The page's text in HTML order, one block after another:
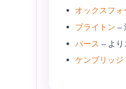
オックスフォ
ブライトン –
バース – よ
ケンブリッジ